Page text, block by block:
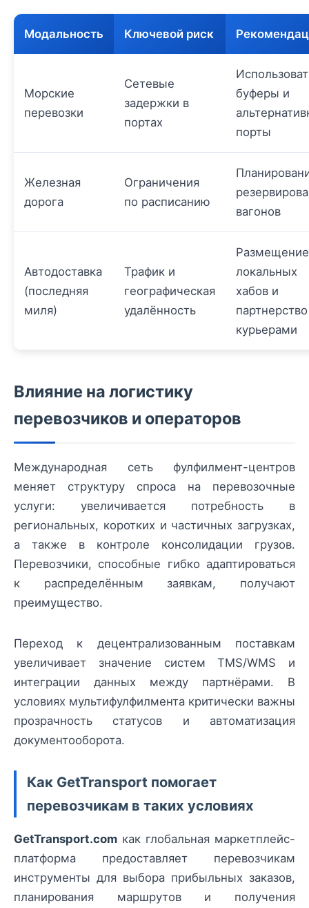
Модальность Ключевой риск
Морские
перевозки
Сетевые
задержки в
портах
буферы и
порты
Железная
дорога
Ограничения
по расписанию
вагонов
Автодоставка
(последняя
миля)
Трафик и
географическая
удалённость
Размещение
локальных
хабов и
курьерами
Влияние на логистику
перевозчиков и операторов
Международная сеть фулфилмент-центров
меняет структуру спроса на перевозочные
услуги: увеличивается потребность в
региональных, коротких и частичных загрузках,
а также в контроле консолидации грузов.
Перевозчики, способные гибко адаптироваться
к распределённым заявкам, получают
преимущество.
Переход к децентрализованным поставкам
увеличивает значение систем TMS/WMS и
интеграции данных между партнёрами. В
условиях мультифулфилмента критически важны
прозрачность статусов и автоматизация
документооборота.
Как GetTransport помогает
перевозчикам в таких условиях
GetTransport.com как глобальная маркетплейс-
платформа предоставляет перевозчикам
инструменты для выбора прибыльных заказов,
планирования маршрутов и получения